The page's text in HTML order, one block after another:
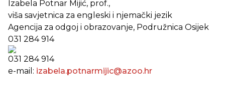
Izabela Potnar Mijić, prof.,
viša savjetnica za engleski i njemački jezik
Agencija za odgoj i obrazovanje, Podružnica Osijek
031 284 914
031 284 914
e-mail: izabela.potnarmijic@azoo.hr